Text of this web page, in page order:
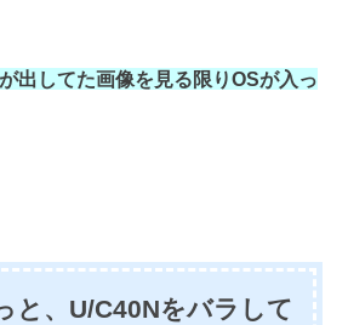
出してた画像を見る限りOSが入っ
と、U/C40Nをバラして